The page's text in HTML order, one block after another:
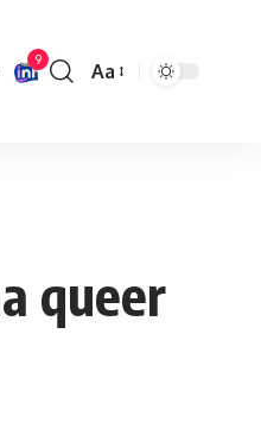
9
Font
Aa
queer